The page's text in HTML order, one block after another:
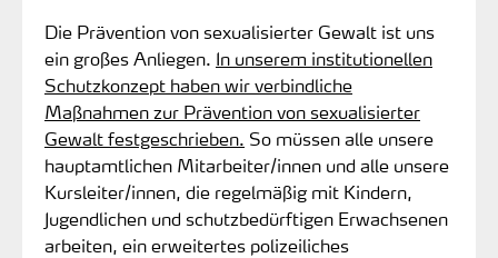
Die Prävention von sexualisierter Gewalt ist uns
ein großes Anliegen. In unserem institutionellen
Schutzkonzept haben wir verbindliche
Maßnahmen zur Prävention von sexualisierter
Gewalt festgeschrieben. So müssen alle unsere
hauptamtlichen Mitarbeiter/innen und alle unsere
Kursleiter/innen, die regelmäßig mit Kindern,
Jugendlichen und schutzbedürftigen Erwachsenen
arbeiten, ein erweitertes polizeiliches